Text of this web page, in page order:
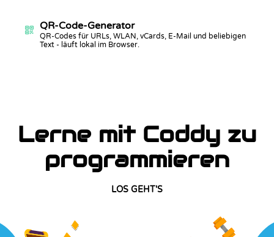
QR-Code-Generator
QR-Codes für URLs, WLAN, vCards, E-Mail und beliebigen
Text - läuft lokal im Browser.
Lerne mit Coddy zu
programmieren
LOS GEHT'S